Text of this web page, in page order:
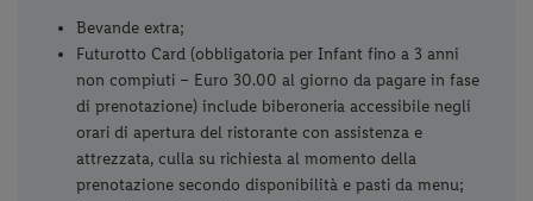
Il soggiorno inizia con la cena del giorno di arrivo e
termina con il pranzo del giorno di partenza.
*Tutti i servizi potranno essere utilizzati a partire dalle
ore 17:00 del giorno di arrivo alle ore 10:00 del giorno
di partenza.
N.B: non sono inclusi alcolici e superalcolici
esteri/nazionali, bibite in lattina e in bottiglia, gelati e